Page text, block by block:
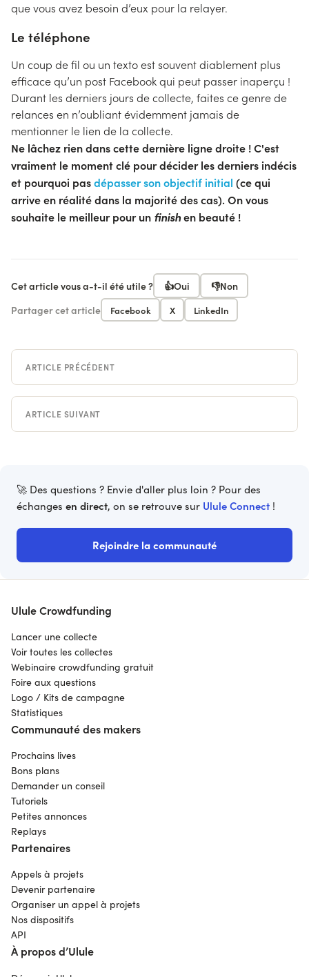
que vous avez besoin d’eux pour la relayer.
Le téléphone
Un coup de fil ou un texto est souvent diablement plus
efficace qu’un post Facebook qui peut passer inaperçu !
Durant les derniers jours de collecte, faites ce genre de
relances en n’oubliant évidemment jamais de
mentionner le lien de la collecte.
Ne lâchez rien dans cette dernière ligne droite ! C'est
vraiment le moment clé pour décider les derniers indécis
et pourquoi pasdépasser son objectif initial (ce qui
arrive en réalité dans la majorité des cas). On vous
souhaite le meilleur pour un finishen beauté !
Cet article vous a-t-il été utile ? 👍Oui 👎Non
Partager cet article
Facebook X LinkedIn
ARTICLE PRÉCÉDENT
ARTICLE SUIVANT
🚀 Des questions ? Envie d'aller plus loin ? Pour des
échanges en direct, on se retrouve sur Ulule Connect !
Rejoindre la communauté
Ulule Crowdfunding
Lancer une collecte
Voir toutes les collectes
Webinaire crowdfunding gratuit
Foire aux questions
Logo / Kits de campagne
Statistiques
Communauté des makers
Prochains lives
Bons plans
Demander un conseil
Tutoriels
Petites annonces
Replays
Partenaires
Appels à projets
Devenir partenaire
Organiser un appel à projets
Nos dispositifs
API
À propos d’Ulule